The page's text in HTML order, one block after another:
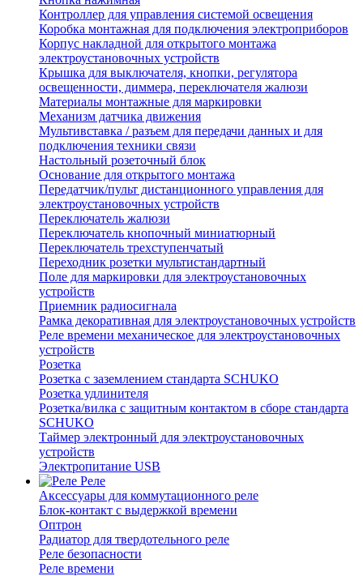
Контроллер для управления системой освещения
Коробка монтажная для подключения электроприборов
Корпус накладной для открытого монтажа
электроустановочных устройств
Крышка для выключателя, кнопки, регулятора
освещенности, диммера, переключателя жалюзи
Материалы монтажные для маркировки
Механизм датчика движения
Мультивставка / разъем для передачи данных и для
подключения техники связи
Настольный розеточный блок
Основание для открытого монтажа
Передатчик/пульт дистанционного управления для
электроустановочных устройств
Переключатель жалюзи
Переключатель кнопочный миниатюрный
Переключатель трехступенчатый
Переходник розетки мультистандартный
Поле для маркировки для электроустановочных
устройств
Приемник радиосигнала
Рамка декоративная для электроустановочных устройств
Реле времени механическое для электроустановочных
устройств
Розетка
Розетка с заземлением стандарта SCHUKO
Розетка удлинителя
Розетка/вилка с защитным контактом в сборе стандарта
SCHUKO
Таймер электронный для электроустановочных
устройств
Электропитание USB
Реле
Аксессуары для коммутационного реле
Блок-контакт с выдержкой времени
Оптрон
Радиатор для твердотельного реле
Реле безопасности
Реле времени